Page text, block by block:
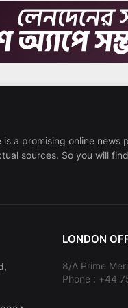
is a promising online
sources. So you will
LONDON
8/A Prime
Phone : +44